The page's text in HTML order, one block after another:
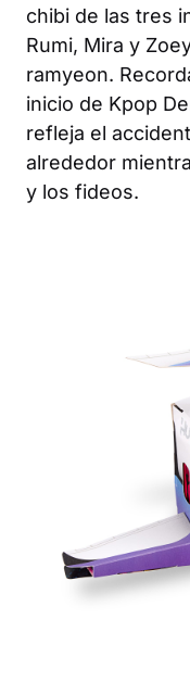
chibi de las tres
Rumi, Mira y
ramyeon.
inicio de Kpop
refleja el
alrededor
y los fideos.